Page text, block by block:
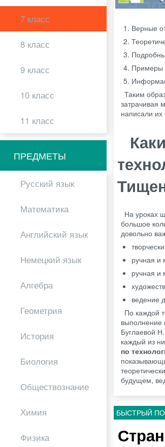
7 класс
8 класс
9 класс
10 класс
11 класс
ПРЕДМЕТЫ
Русский язык
Математика
Английский язык
Немецкий язык
Алгебра
Геометрия
История
Биология
Обществознание
Химия
Физика
Верные
Примеры
Таким
затрачивая
написали
На уроках
большое
довольно
ручная и
ручная и
ведение
По каждой
выполнение
Буглаевой
каждый из
по
будущем,
БЫСТРЫЙ